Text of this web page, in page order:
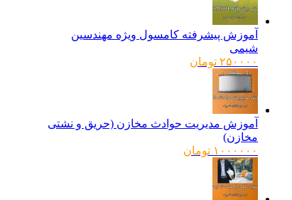
آموزش پیشرفته کامسول ویژه مهندسین
شیمی
۲۵۰۰۰۰ تومان
آموزش مدیریت حوادث مخازن (حریق و نشتی
مخازن)
۱۰۰۰۰۰۰ تومان